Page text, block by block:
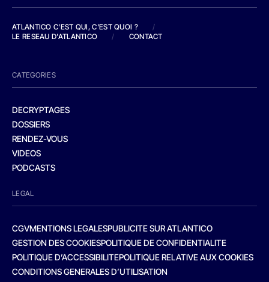
ATLANTICO C'EST QUI, C'EST QUOI ?
/
LE RESEAU D'ATLANTICO
/ CONTACT
CATEGORIES
DECRYPTAGES
DOSSIERS
RENDEZ-VOUS
VIDEOS
PODCASTS
LEGAL
CGVMENTIONS LEGALESPUBLICITE SUR ATLANTICO
GESTION DES COOKIESPOLITIQUE DE CONFIDENTIALITE
POLITIQUE D’ACCESSIBILITEPOLITIQUE RELATIVE AUX COOKIES
CONDITIONS GENERALES D’UTILISATION